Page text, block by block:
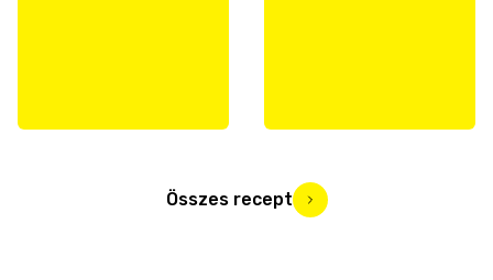
Összes recept